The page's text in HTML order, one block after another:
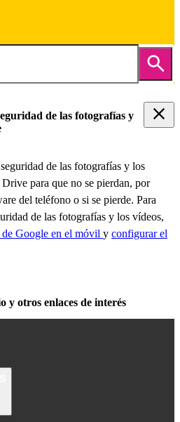
de las fotografías y
de las fotografías y los
para que no se pierdan, por
del teléfono o si se pierde. Para
de las fotografías y los vídeos,
Google en el móvil y configurar el
y otros enlaces de interés